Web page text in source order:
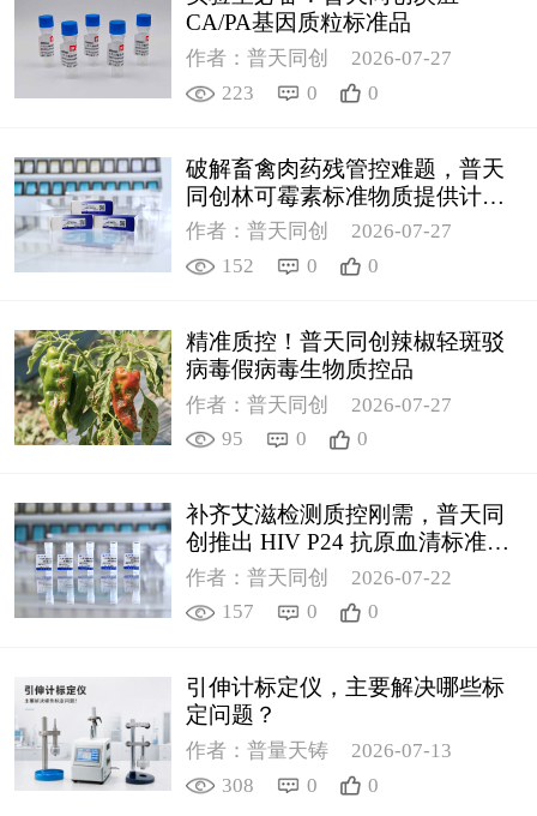
CA/PA基因质粒标准品
作者：普天同创
2026-07-27
223
0 0
破解畜禽肉药残管控难题，普天
同创林可霉素标准物质提供计量
支撑
作者：普天同创
2026-07-27
152
0 0
精准质控！普天同创辣椒轻斑驳
病毒假病毒生物质控品
作者：普天同创
2026-07-27
95
0 0
补齐艾滋检测质控刚需，普天同
创推出 HIV P24 抗原血清标准物
质
作者：普天同创
2026-07-22
157
0 0
引伸计标定仪，主要解决哪些标
定问题？
作者：普量天铸
2026-07-13
308
0 0